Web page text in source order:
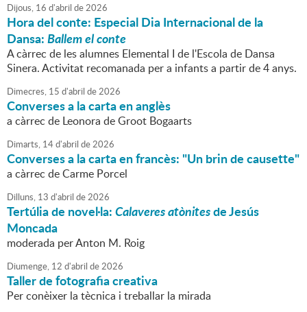
Dijous, 16 d'abril de2026
Hora del conte: Especial Dia Internacional de la
Dansa:Ballem el conte
A càrrec de les alumnes Elemental I de l'Escola de Dansa
Sinera. Activitat recomanada per a infants a partir de 4 anys.
Dimecres, 15 d'abril de2026
Converses a la carta en anglès
a càrrec de Leonora de Groot Bogaarts
Dimarts, 14d'abril de2026
Converses a la carta en francès: "Un brin de causette"
a càrrec de Carme Porcel
Dilluns, 13 d'abril de2026
Tertúlia de novel·la:Calaveres atònitesde Jesús
Moncada
moderada per Anton M. Roig
Diumenge, 12 d'abril de2026
Taller de fotografia creativa
Per conèixer la tècnica i treballar la mirada